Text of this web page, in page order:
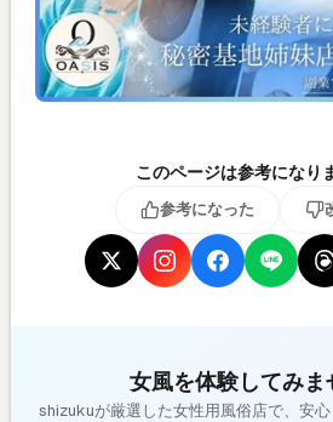
このページは参考になり
参考になった
女風を体験してみま
shizukuが厳選した女性用風俗店で、安